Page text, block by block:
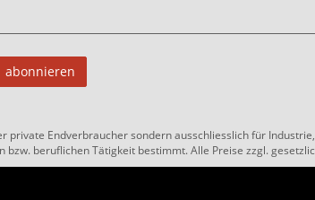
abonnieren
Endverbraucher sondern ausschliesslich für
bzw. beruflichen Tätigkeit bestimmt. Alle Preise zzgl.